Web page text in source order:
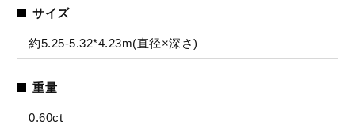
サイズ
約5.25-5.32*4.23m(直径×深さ)
重量
0.60ct